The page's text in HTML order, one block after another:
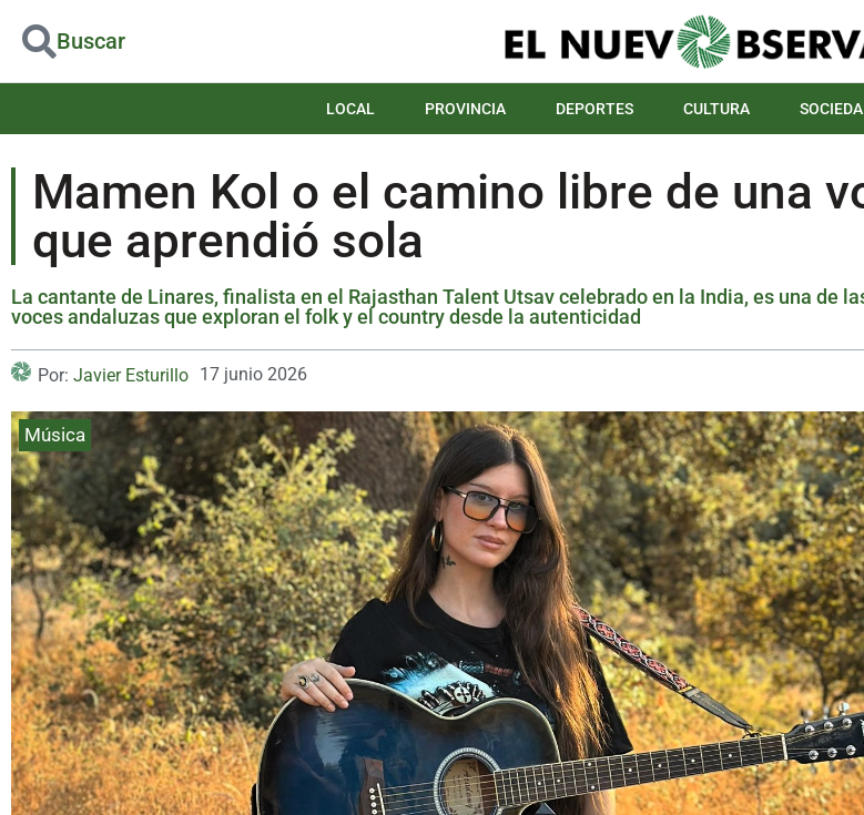
Buscar
LOCAL PROVINCIA DEPORTES CULTURA
Mamen Kol o el camino libre de una
que aprendió sola
La cantante de Linares, finalista en el Rajasthan Talent Utsav celebrado en la India, es una de
voces andaluzas que exploran el folk y el country desde la autenticidad
Por: Javier Esturillo 17 junio 2026
Música